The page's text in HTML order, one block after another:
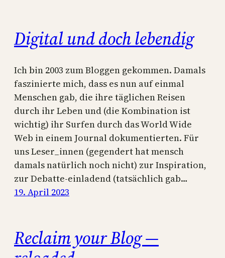
Digital und doch lebendig
Ich bin 2003 zum Bloggen gekommen. Damals
faszinierte mich, dass es nun auf einmal
Menschen gab, die ihre täglichen Reisen
durch ihr Leben und (die Kombination ist
wichtig) ihr Surfen durch das World Wide
Web in einem Journal dokumentierten. Für
uns Leser_innen (gegendert hat mensch
damals natürlich noch nicht) zur Inspiration,
zur Debatte-einladend (tatsächlich gab…
19. April 2023
Reclaim your Blog —